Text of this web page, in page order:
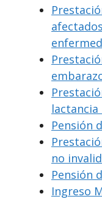
Pensión
no
Pensión
Ingreso